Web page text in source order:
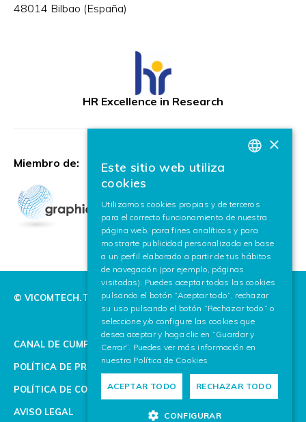
48014 Bilbao (España)
HR Excellence in Research
Miembro de:
© VICOMTECH.Todos los derechos reservados.
CANAL DE CUMPLIMIENTO
POLÍTICA DE PRIVACIDAD
POLÍTICA DE COOKIES
AVISO LEGAL
ENGLISH
×
Este sitio web utiliza
cookies
Utilizamos cookies propias y de terceros
para el correcto funcionamiento de nuestra
página web, para fines analíticos y para
mostrarte publicidad personalizada en base
a un perfil elaborado a partir de tus hábitos
de navegación (por ejemplo, páginas
visitadas). Puedes aceptar todas las cookies
pulsando el botón “Aceptar todo”, rechazar
su uso pulsando el botón “Rechazar todo” o
seleccione y/o configure las cookies que
desea aceptar y haga clic en “Guardar y
Cerrar”. Puedes ver más información en
nuestra Política de Cookies
ACEPTAR TODO RECHAZAR TODO
CONFIGURAR